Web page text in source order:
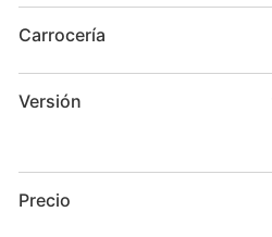
Carrocería
Versión
Precio